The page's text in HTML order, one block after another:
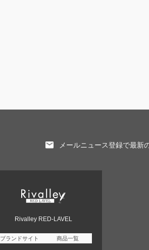
メールニュース登録で最新
Rivalley RED-LAVEL
ブランドサイト 商品一覧